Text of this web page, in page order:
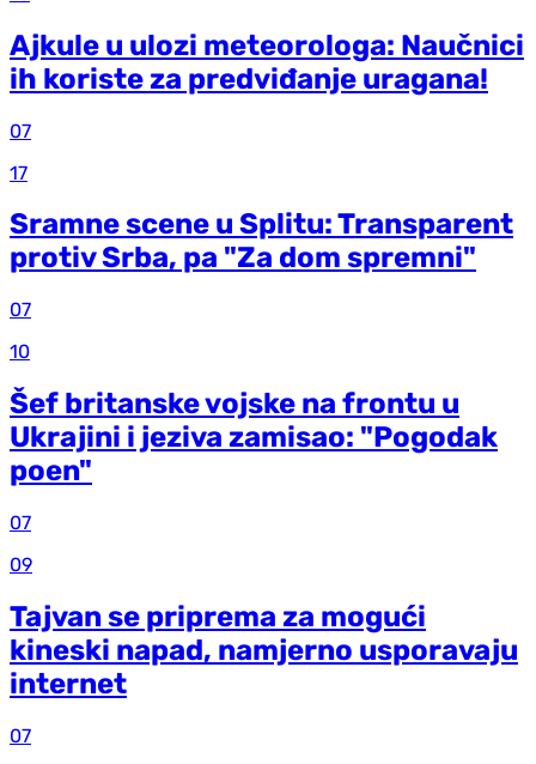
Ajkule u ulozi meteorologa: Naučnici
ih koriste za predviđanje uragana!
07
17
Sramne scene u Splitu: Transparent
protiv Srba, pa "Za dom spremni"
07
10
Šef britanske vojske na frontu u
Ukrajini i jeziva zamisao: "Pogodak
poen"
07
09
Tajvan se priprema za mogući
kineski napad, namjerno usporavaju
internet
07